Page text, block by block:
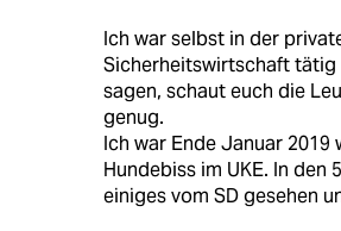
Ich war selbst in der
Sicherheitswirtschaft tätig
sagen, schaut euch die
genug.
Ich war Ende Januar 2019
Hundebiss im UKE. In den
einiges vom SD gesehen